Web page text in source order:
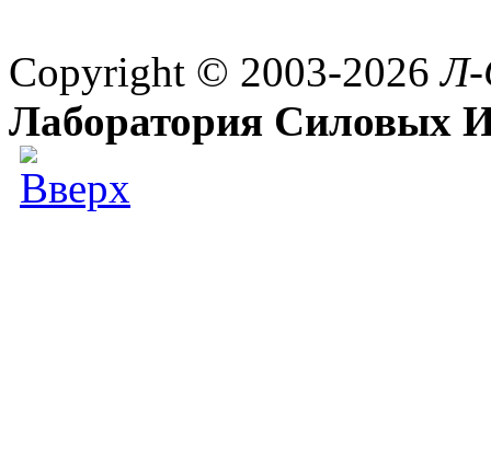
Copyright © 2003-2026
Лаборатория Силовых